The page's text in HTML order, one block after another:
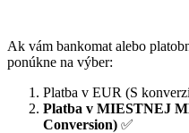
Ak vám bankomat alebo
ponúkne na výber:
Platba v EUR (S
Platba v MIESTNEJ
Conversion) ✅